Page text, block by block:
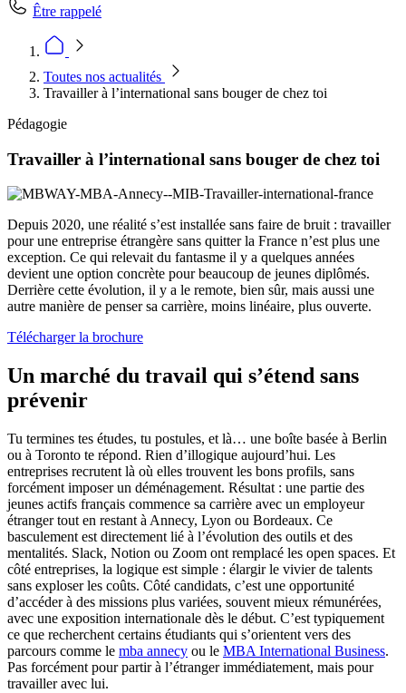
Être rappelé
Toutes nos actualités
Travailler à l’international sans bouger de chez toi
Pédagogie
Travailler à l’international sans bouger de chez toi
Depuis 2020, une réalité s’est installée sans faire de bruit : travailler
pour une entreprise étrangère sans quitter la France n’est plus une
exception. Ce qui relevait du fantasme il y a quelques années
devient une option concrète pour beaucoup de jeunes diplômés.
Derrière cette évolution, il y a le remote, bien sûr, mais aussi une
autre manière de penser sa carrière, moins linéaire, plus ouverte.
Télécharger la brochure
Un marché du travail qui s’étend sans
prévenir
Tu termines tes études, tu postules, et là… une boîte basée à Berlin
ou à Toronto te répond. Rien d’illogique aujourd’hui. Les
entreprises recrutent là où elles trouvent les bons profils, sans
forcément imposer un déménagement. Résultat : une partie des
jeunes actifs français commence sa carrière avec un employeur
étranger tout en restant à Annecy, Lyon ou Bordeaux. Ce
basculement est directement lié à l’évolution des outils et des
mentalités. Slack, Notion ou Zoom ont remplacé les open spaces. Et
côté entreprises, la logique est simple : élargir le vivier de talents
sans exploser les coûts. Côté candidats, c’est une opportunité
d’accéder à des missions plus variées, souvent mieux rémunérées,
avec une exposition internationale dès le début. C’est typiquement
ce que recherchent certains étudiants qui s’orientent vers des
parcours comme le mba annecy ou le MBA International Business.
Pas forcément pour partir à l’étranger immédiatement, mais pour
travailler avec lui.